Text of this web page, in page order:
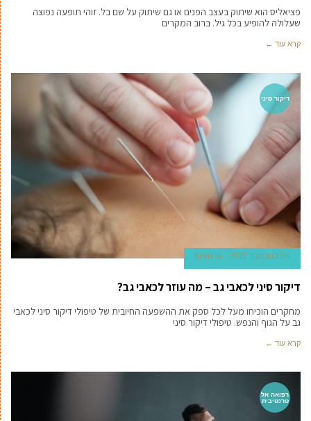
פציאליס הוא שיתוק בעצב הפנים או גם שיתוק על שם בל. זוהי תופעה נפוצה
שעלולה להופיע בכל גיל. ברוב המקרים
קרא עוד ←
דיקור סיני
24 בנובמבר 2022 גל טוויטו
דיקור סיני לכאבי גב – מה עוזר לכאבי גב?
מחקרים הוכיחו מעל לכל ספק את ההשפעה החיובית של טיפולי דיקור סיני לכאבי
גב על הגוף והנפש. טיפולי דיקור סיני
קרא עוד ←
רפואה אל
טרנטיבית